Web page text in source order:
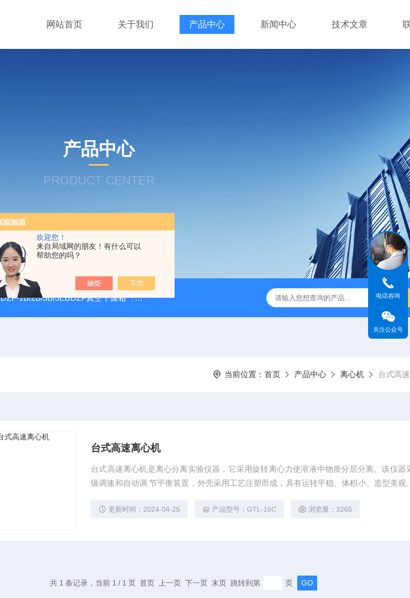
欢迎您！
来自局域网的朋友！有什么可以
帮助您的吗？
网站首页 关于我们 产品中心 新闻中心 技术文章
产品中心
PRODUCT CENTER
DZF-1B/2B/3B/3EBDZF真空干燥箱 100*60颚式破碎机 JMB系列精密恒温电热板 恒温恒湿生化培养箱
当前位置： 首页 产品中心 离心机 台式高
台式高速离心机
台式高速离心机是离心分离实验仪器，它采用旋转离心力使溶液中物质分层分离。该仪器
级调速和自动调 节平衡装置，外壳采用工艺注塑而成，具有运转平稳、体积小、造型美观
于医院、化学以及生物化学实验室对血清、血浆、免疫等作定性分析实验。采用高强度塑
更新时间：2024-04-25 产品型号：GTL-16C 浏览量：3265
共 1 条记录，当前 1 / 1 页 首页 上一页 下一页 末页 跳转到第 页
电话咨询
关注公众号